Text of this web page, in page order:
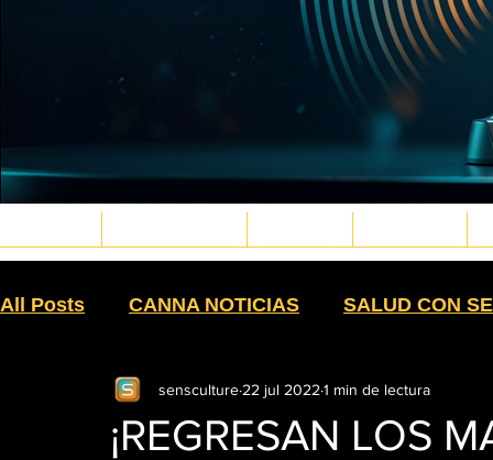
Musica4_edited.png
Gaming6_edited.png
Gaming3_edited.png
Cinema3_edited.png
deportes15_edited.png
Ruedas11_edited.png
Bodyart10.png
Veteranos4_edited.png
Eventos2_edited.png
Eventos1_edited.png
Jardin & Hogar11_edited.png
PetPaws29_edited.jpg
OutVIbe3.png
Sex4_edited.png
Moda22_edited.png
Moda32_edited.png
Moda27_edited.png
Moda30_edited.png
Moda43_edited.png
Skin&Caress4_edited.png
Psicologia6_edited.png
VidaFit8_edited.png
MartialWarriors7_edited.png
PlantMedicine2_edited.png
weapons8_edited.png
All Posts CANNA NOTICIAS SALUD CON
BUDTENDER SIEMBRA
¡REGRESAN LOS
sensculture 22 jul 2022 1 min de lectura